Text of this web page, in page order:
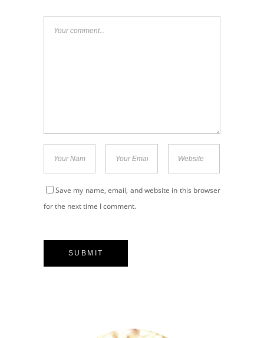
Save my name, email, and website in this browser
for the next time I comment.